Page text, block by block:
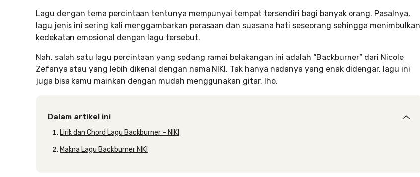
Lagu dengan tema percintaan tentunya mempunyai tempat tersendiri bagi banyak orang. Pasalnya,
lagu jenis ini sering kali menggambarkan perasaan dan suasana hati seseorang sehingga menimbulkan
kedekatan emosional dengan lagu tersebut.
Nah, salah satu lagu percintaan yang sedang ramai belakangan ini adalah “Backburner” dari Nicole
Zefanya atau yang lebih dikenal dengan nama NIKI. Tak hanya nadanya yang enak didengar, lagu ini
juga bisa kamu mainkan dengan mudah menggunakan gitar, lho.
Dalam artikel ini
Lirik dan Chord Lagu Backburner – NIKI
Makna Lagu Backburner NIKI